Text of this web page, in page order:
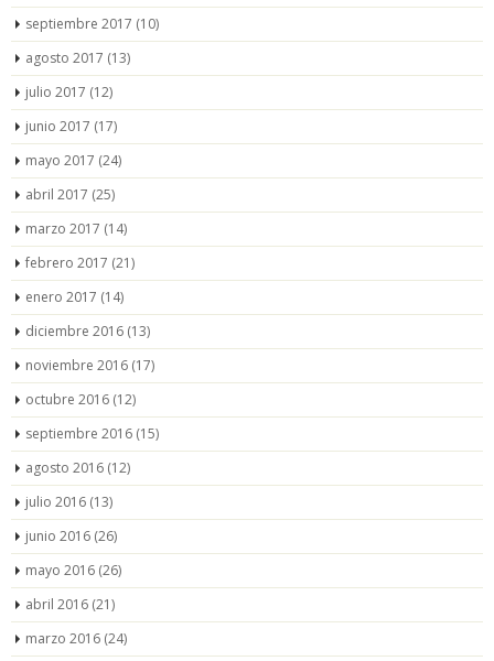
septiembre 2017 (10)
agosto 2017 (13)
julio 2017 (12)
junio 2017 (17)
mayo 2017 (24)
abril 2017 (25)
marzo 2017 (14)
febrero 2017 (21)
enero 2017 (14)
diciembre 2016 (13)
noviembre 2016 (17)
octubre 2016 (12)
septiembre 2016 (15)
agosto 2016 (12)
julio 2016 (13)
junio 2016 (26)
mayo 2016 (26)
abril 2016 (21)
marzo 2016 (24)